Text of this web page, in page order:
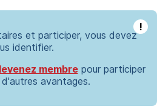
!
et participer, vous devez
identifier.
membrepour participer
avantages.